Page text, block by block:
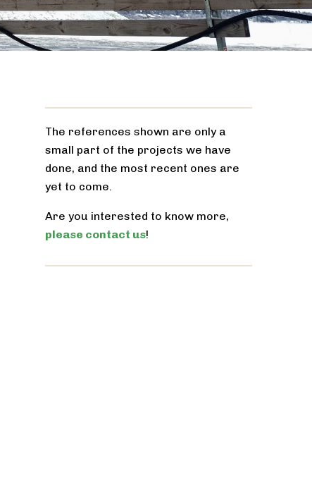
The references shown are only a
small part of the projects we have
done, and the most recent ones are
yet to come.
Are you interested to know more,
please contact us!